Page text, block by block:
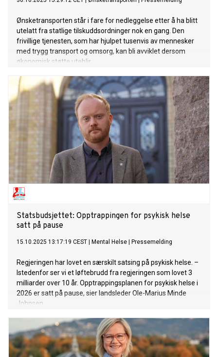
Ønsketransporten står i fare for nedleggelse etter å ha blitt
utelatt fra statlige tilskuddsordninger nok en gang. Den
frivillige tjenesten, som har hjulpet tusenvis av mennesker
med trygg transport og omsorg, kan bli avviklet dersom
økonomisk støtte uteblir.
Statsbudsjettet: Opptrappingen for psykisk helse
satt på pause
15.10.2025 13:17:19 CEST Mental Helse Pressemelding
Regjeringen har lovet en særskilt satsing på psykisk helse. –
Istedenfor ser vi et løftebrudd fra regjeringen som lovet 3
milliarder over 10 år. Opptrappingsplanen for psykisk helse i
2026 er satt på pause, sier landsleder Ole-Marius Minde
Johnsen.